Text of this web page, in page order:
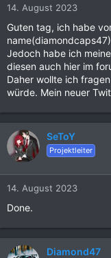
14. August 2023
Guten tag, ich habe
Jedoch habe ich
diesen auch hier im
Daher wollte ich
würde. Mein neuer
SeToY
Projektleiter
14. August 2023
Done.
Diamond47